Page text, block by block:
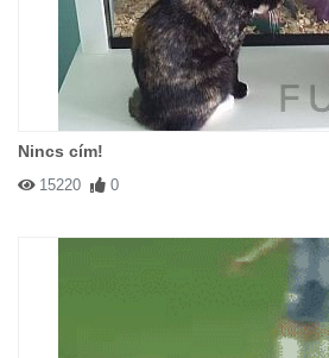
Nincs cím!
15220 0